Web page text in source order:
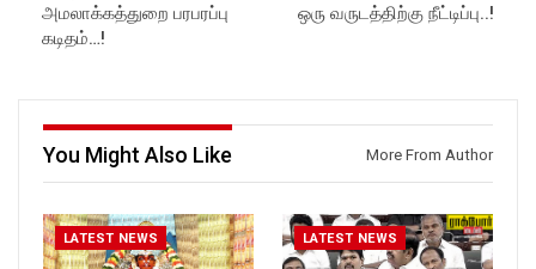
அமலாக்கத்துறை பரபரப்பு
கடிதம்…!
ஒரு வருடத்திற்கு நீட்டிப்பு..!
You Might Also Like More From Author
LATEST NEWS LATEST NEWS